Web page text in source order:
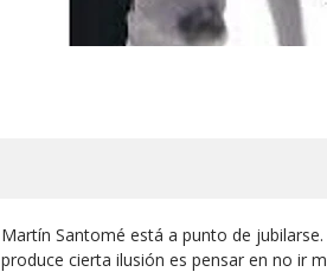
Martín Santomé está a punto de
produce cierta ilusión es pensar en no ir